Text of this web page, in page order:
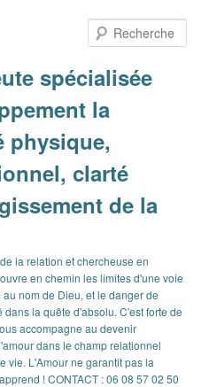
spécialisée
la
physique,
clarté
de la
la relation et chercheuse en
en chemin les limites d'une voie
nom de Dieu, et le danger de
la quête d'absolu. C'est forte de
accompagne au devenir
dans le champ relationnel
vie. L'Amour ne garantit pas la
! CONTACT : 06 08 57 02 50